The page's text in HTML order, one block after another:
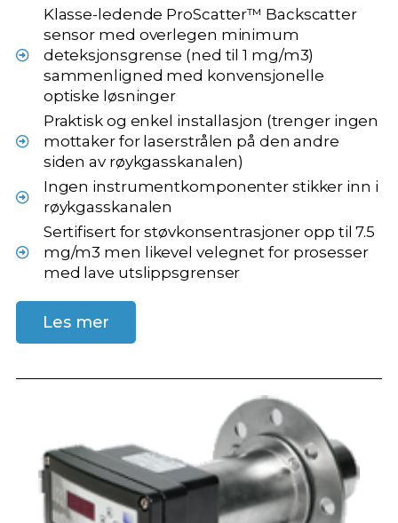
Klasse-ledende ProScatter™ Backscatter
sensor med overlegen minimum
deteksjonsgrense (ned til 1 mg/m3)
sammenligned med konvensjonelle
optiske løsninger
Praktisk og enkel installasjon (trenger ingen
mottaker for laserstrålen på den andre
siden av røykgasskanalen)
Ingen instrumentkomponenter stikker inn i
røykgasskanalen
Sertifisert for støvkonsentrasjoner opp til 7.5
mg/m3 men likevel velegnet for prosesser
med lave utslippsgrenser
Les mer